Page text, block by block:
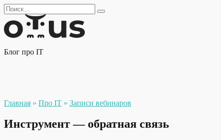
Перейти
к
содержанию
Search
for:
Блог про IT
Главная » Про IT » Записи вебинаров
Инструмент — обратная связь